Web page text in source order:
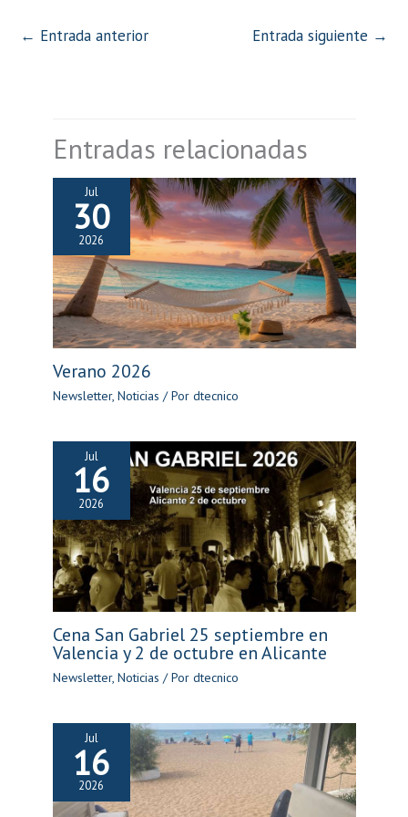
← Entrada anterior Entrada siguiente →
Entradas relacionadas
Jul
30
2026
Verano 2026
Newsletter, Noticias / Por dtecnico
Jul
16
2026
Cena San Gabriel 25 septiembre en
Valencia y 2 de octubre en Alicante
Newsletter, Noticias / Por dtecnico
Jul
16
2026